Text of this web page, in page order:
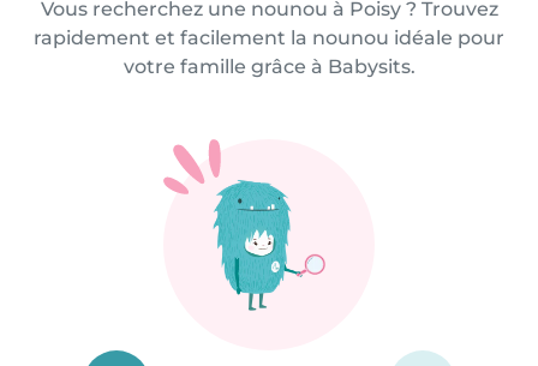
Vous recherchez une nounou à Poisy ? Trouvez
rapidement et facilement la nounou idéale pour
votre famille grâce à Babysits.